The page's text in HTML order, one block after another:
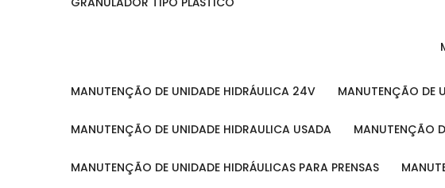
MANUTENÇÃO DE UNIDADE HIDRÁULICA 24V MANUTENÇÃO
MANUTENÇÃO DE UNIDADE HIDRAULICA USADA MANUTENÇÃO
MANUTENÇÃO DE UNIDADE HIDRÁULICAS PARA PRENSAS